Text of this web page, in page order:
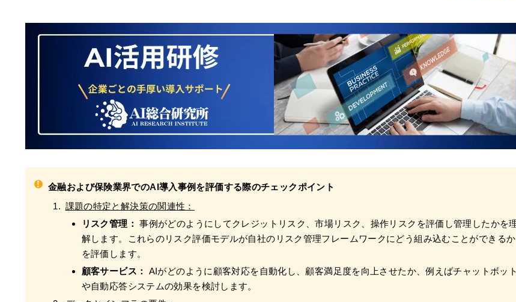
!
金融および保険業界でのAI導入事例を評価する際のチェックポイント
課題の特定と解決策の関連性：
リスク管理： 事例がどのようにしてクレジットリスク、市場リスク、操作リスクを評価し管理したかを
解します。これらのリスク評価モデルが自社のリスク管理フレームワークにどう組み込むことができるか
を評価します。
顧客サービス：
AIがどのように顧客対応を自動化し、顧客満足度を向上させたか、例えばチャットボット
や自動応答システムの効果を検討します。